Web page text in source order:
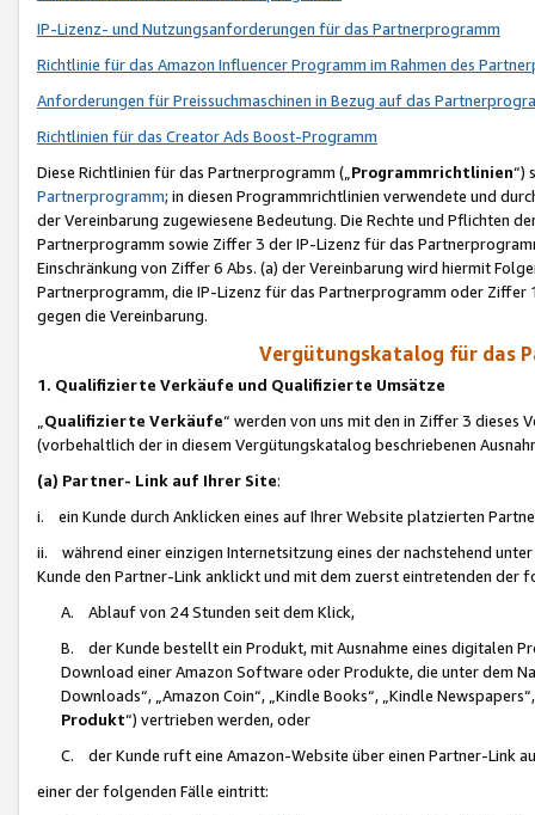
IP-Lizenz- und Nutzungsanforderungen für das Partnerprogramm
Richtlinie für das Amazon Influencer Programm im Rahmen des
Anforderungen für Preissuchmaschinen in Bezug auf das
Richtlinien für das Creator Ads Boost-Programm
Diese Richtlinien für das Partnerprogramm („Programmrichtlinien“)
Partnerprogramm; in diesen Programmrichtlinien verwendete und
der Vereinbarung zugewiesene Bedeutung. Die Rechte und Pflichten
Partnerprogramm sowie Ziffer 3 der IP-Lizenz für das
Einschränkung von Ziffer 6 Abs. (a) der Vereinbarung wird hiermit
Partnerprogramm, die IP-Lizenz für das Partnerprogramm oder
gegen die Vereinbarung.
Vergütungskatalog für das
1. Qualifizierte Verkäufe und Qualifizierte Umsätze
Qualifizierte Verkäufe“ werden von uns mit den in Ziffer 3
(vorbehaltlich der in diesem Vergütungskatalog beschriebenen
(a) Partner- Link auf Ihrer Site:
i. ein Kunde durch Anklicken eines auf Ihrer Website platzierten
ii. während einer einzigen Internetsitzung eines der nachstehend
Kunde den Partner-Link anklickt und mit dem zuerst eintretenden der
A. Ablauf von 24 Stunden seit dem Klick,
B. der Kunde bestellt ein Produkt, mit Ausnahme eines digitalen
Download einer Amazon Software oder Produkte, die unter dem
Downloads“, „Amazon Coin“, „Kindle Books“, „Kindle
Produkt“) vertrieben werden, oder
C. der Kunde ruft eine Amazon-Website über einen Partner-Link
einer der folgenden Fälle eintritt: